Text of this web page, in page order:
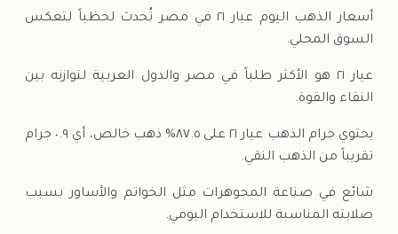
أسعار الذهب اليوم عيار ٢١ في مصر تُحدث لحظياً لتعكس
السوق المحلي.
عيار ٢١ هو الأكثر طلباً في مصر والدول العربية لتوازنه بين
النقاء والقوة.
يحتوي جرام الذهب عيار ٢١ على ٨٧.٥% ذهب خالص، أي ٠.٩ جرام
تقريباً من الذهب النقي.
شائع في صناعة المجوهرات مثل الخواتم والأساور بسبب
صلابته المناسبة للاستخدام اليومي.